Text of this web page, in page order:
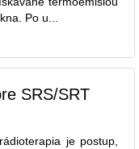
Po u...
SRS/SRT
je postup,